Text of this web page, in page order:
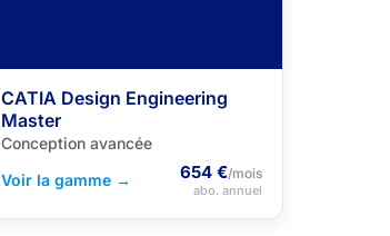
CATIA Design Engineering
Master
Conception avancée
Voir la gamme →
654 €/mois
abo. annuel